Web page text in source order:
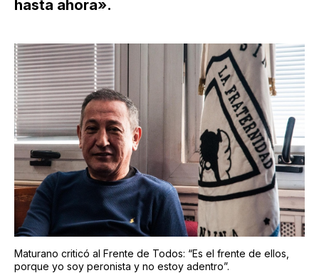
hasta ahora».
Maturano criticó al Frente de Todos: “Es el frente de ellos,
porque yo soy peronista y no estoy adentro”.